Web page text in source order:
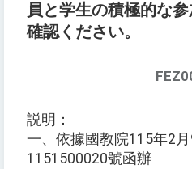
員と学生の積極的な
確認ください。
説明：
一、依據國教院115年2
1151500020號函辦